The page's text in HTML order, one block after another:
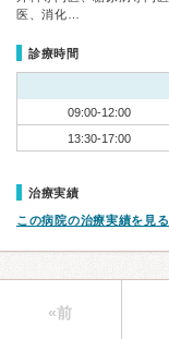
医、消化…
診療時間
09:00-12:00
13:30-17:00
治療実績
この病院の治療実績を見る
«前